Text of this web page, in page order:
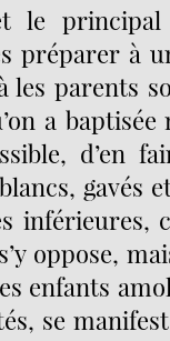
le
préparer à
les parents
a baptisée
d’en
gavés
inférieures,
oppose,
enfants
se